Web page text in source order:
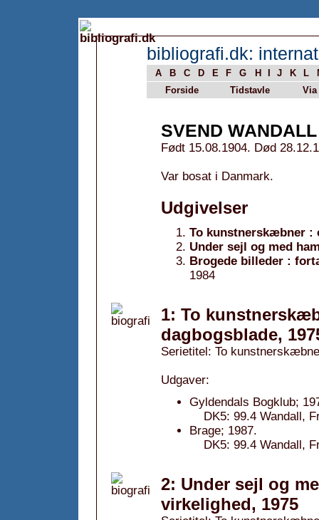
bibliografi.dk:
A B C D E F G H J K L
Forside
Tidstavle Via
SVEND WANDALL
Født 15.08.1904. Død
Var bosat i Danmark.
Udgivelser
To kunstnerskæbner :
Under sejl og med
Brogede billeder :
1984
1: To
dagbogsblade,
Serietitel: To
Udgaver:
Gyldendals Bogklub;
DK5: 99.4 Wandall,
Brage; 1987.
DK5: 99.4 Wandall,
2: Under sejl og
virkelighed, 1975